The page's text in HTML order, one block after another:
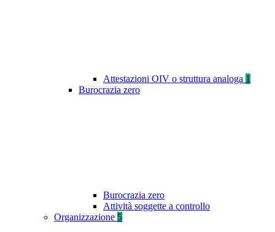
Attestazioni OIV o struttura analoga 1
Burocrazia zero
Burocrazia zero
Attività soggette a controllo
Organizzazione 5